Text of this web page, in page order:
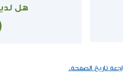
هل
تاريخ الصفحة.